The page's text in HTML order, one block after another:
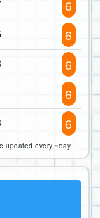
6
6
6
6
6
updated every ~day